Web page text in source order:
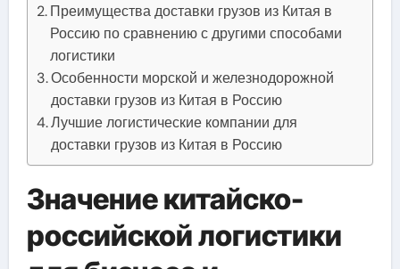
Преимущества доставки грузов из Китая в
Россию по сравнению с другими способами
логистики
Особенности морской и железнодорожной
доставки грузов из Китая в Россию
Лучшие логистические компании для
доставки грузов из Китая в Россию
Значение китайско-
российской логистики